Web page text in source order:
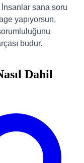
sana soru
yapıyorsun,
budur.
Dahil